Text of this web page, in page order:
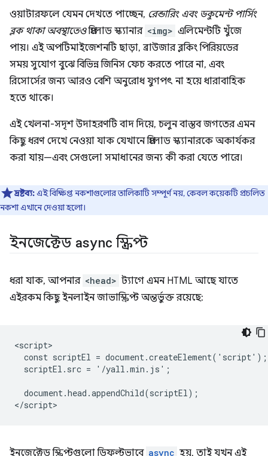
ওয়াটারফলে যেমন দেখতে পাচ্ছেন, রেন্ডারিং এবং ডকুমেন্ট পার্সিং
ব্লক থাকা অবস্থাতেওপ্রিলোড স্ক্যানার <img> এলিমেন্টটি খুঁজে
পায়। এই অপটিমাইজেশনটি ছাড়া, ব্রাউজার ব্লকিং পিরিয়ডের
সময় সুযোগ বুঝে বিভিন্ন জিনিস ফেচ করতে পারে না, এবং
রিসোর্সের জন্য আরও বেশি অনুরোধ যুগপৎ না হয়ে ধারাবাহিক
হতে থাকে।
এই খেলনা-সদৃশ উদাহরণটি বাদ দিয়ে, চলুন বাস্তব জগতের এমন
কিছু ধরণ দেখে নেওয়া যাক যেখানে প্রিলোড স্ক্যানারকে অকার্যকর
করা যায়—এবং সেগুলো সমাধানের জন্য কী করা যেতে পারে।
দ্রষ্টব্য:এই বিক্ষিপ্ত নকশাগুলোর তালিকাটি সম্পূর্ণ নয়, কেবল কয়েকটি প্রচলিত
নকশা এখানে দেওয়া হলো।
ইনজেক্টেড async স্ক্রিপ্ট
ধরা যাক, আপনার <head> ট্যাগে এমন HTML আছে যাতে
এইরকম কিছু ইনলাইন জাভাস্ক্রিপ্ট অন্তর্ভুক্ত রয়েছে:
<script>
  const scriptEl = document.createElement('script');
  scriptEl.src = '/yall.min.js';
  document.head.appendChild(scriptEl);
ইনজেক্টেড স্ক্রিপ্টগুলো ডিফল্টভাবে async হয়, তাই যখন এই